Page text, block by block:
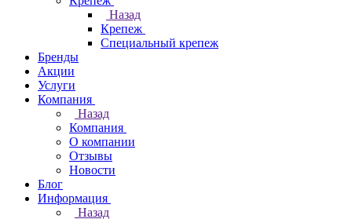
Назад
Крепеж
Специальный крепеж
Бренды
Акции
Услуги
Компания
Назад
Компания
О компании
Отзывы
Новости
Блог
Информация
Назад